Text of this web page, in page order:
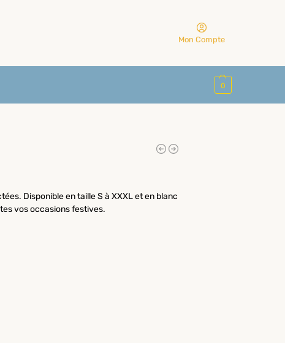
Mon Compte
0
Disponible en taille S à XXXL et en blanc
vos occasions festives.